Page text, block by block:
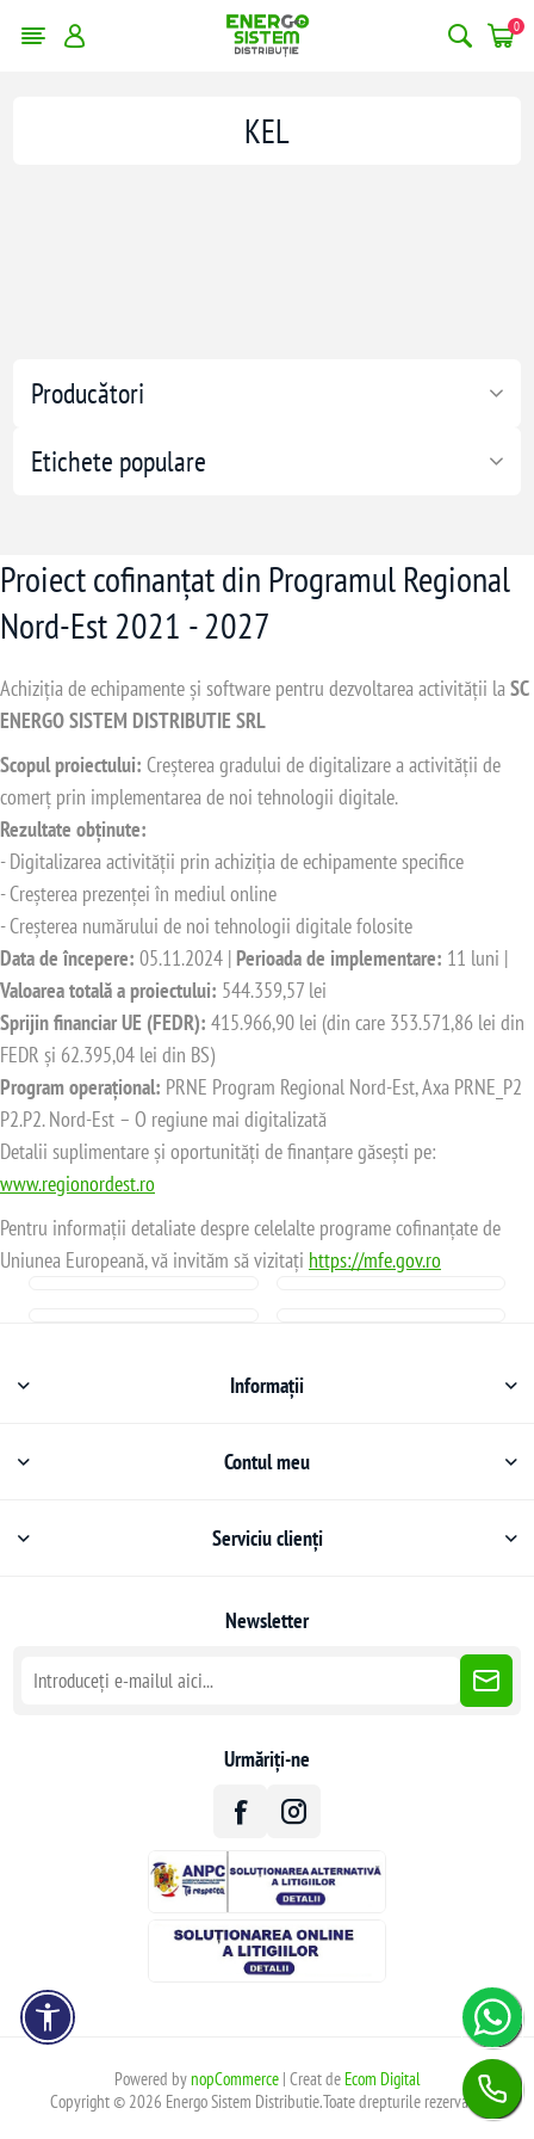
0
Producători
Etichete populare
KEL
Proiect cofinanțat din Programul Regional
Nord-Est 2021 - 2027
Achiziția de echipamente și software pentru dezvoltarea activității laSC
ENERGO SISTEM DISTRIBUTIE SRL
Scopul proiectului: Creșterea gradului de digitalizare a activității de
comerț prin implementarea de noi tehnologii digitale.
Rezultate obținute:
- Digitalizarea activității prin achiziția de echipamente specifice
- Creșterea prezenței în mediul online
- Creșterea numărului de noi tehnologii digitale folosite
Data de începere: 05.11.2024 | Perioada de implementare: 11 luni |
Valoarea totală a proiectului: 544.359,57 lei
Sprijin financiar UE (FEDR): 415.966,90 lei (din care 353.571,86 lei din
FEDR și 62.395,04 lei din BS)
Program operațional: PRNE Program Regional Nord-Est, Axa PRNE_P2
P2.P2. Nord-Est – O regiune mai digitalizată
Detalii suplimentare și oportunități de finanțare găsești pe:
www.regionordest.ro
Pentru informații detaliate despre celelalte programe cofinanțate de
Uniunea Europeană, vă invităm să vizitați https://mfe.gov.ro
Informații
Contul meu
Serviciu clienți
Newsletter
Urmăriți-ne
Powered bynopCommerce| Creat de Ecom Digital
Copyright © 2026 Energo Sistem Distributie.Toate drepturile rezervate.